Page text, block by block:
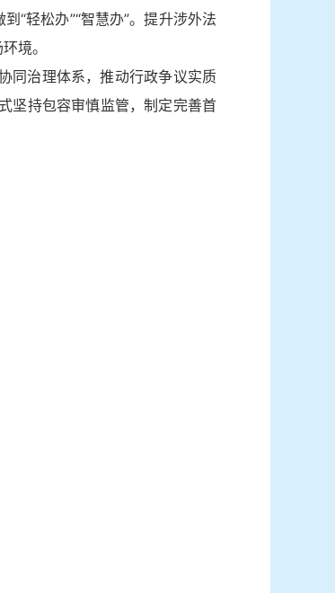
“轻松办”“智慧办”。提升涉外法
境。
同治理体系，推动行政争议实质
坚持包容审慎监管，制定完善首